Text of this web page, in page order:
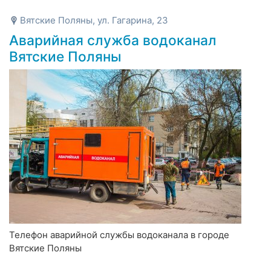
Вятские Поляны, ул. Гагарина, 23
Аварийная служба водоканал
Вятские Поляны
Телефон аварийной службы водоканала в городе
Вятские Поляны